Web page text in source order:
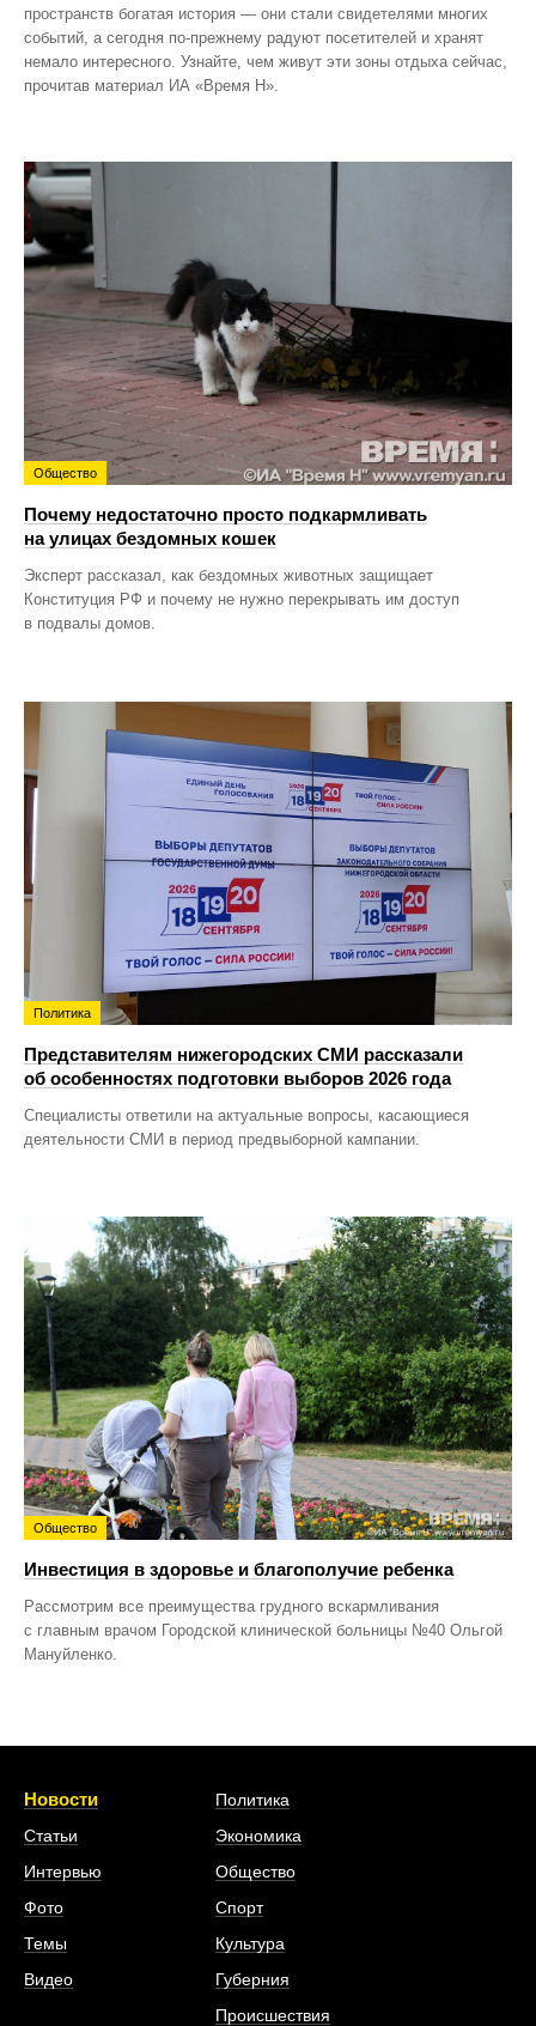
пространств богатая история — они стали свидетелями многих
событий, а сегодня по‑прежнему радуют посетителей и хранят
немало интересного. Узнайте, чем живут эти зоны отдыха сейчас,
прочитав материал ИА «Время Н».
Общество
Почему недостаточно просто подкармливать
на улицах бездомных кошек
Эксперт рассказал, как бездомных животных защищает
Конституция РФ и почему не нужно перекрывать им доступ
в подвалы домов.
Политика
Представителям нижегородских СМИ рассказали
об особенностях подготовки выборов 2026 года
Специалисты ответили на актуальные вопросы, касающиеся
деятельности СМИ в период предвыборной кампании.
Общество
Инвестиция в здоровье и благополучие ребенка
Рассмотрим все преимущества грудного вскармливания
с главным врачом Городской клинической больницы №40 Ольгой
Мануйленко.
Новости
Статьи
Интервью
Фото
Темы
Видео
Политика
Экономика
Общество
Спорт
Культура
Губерния
Происшествия